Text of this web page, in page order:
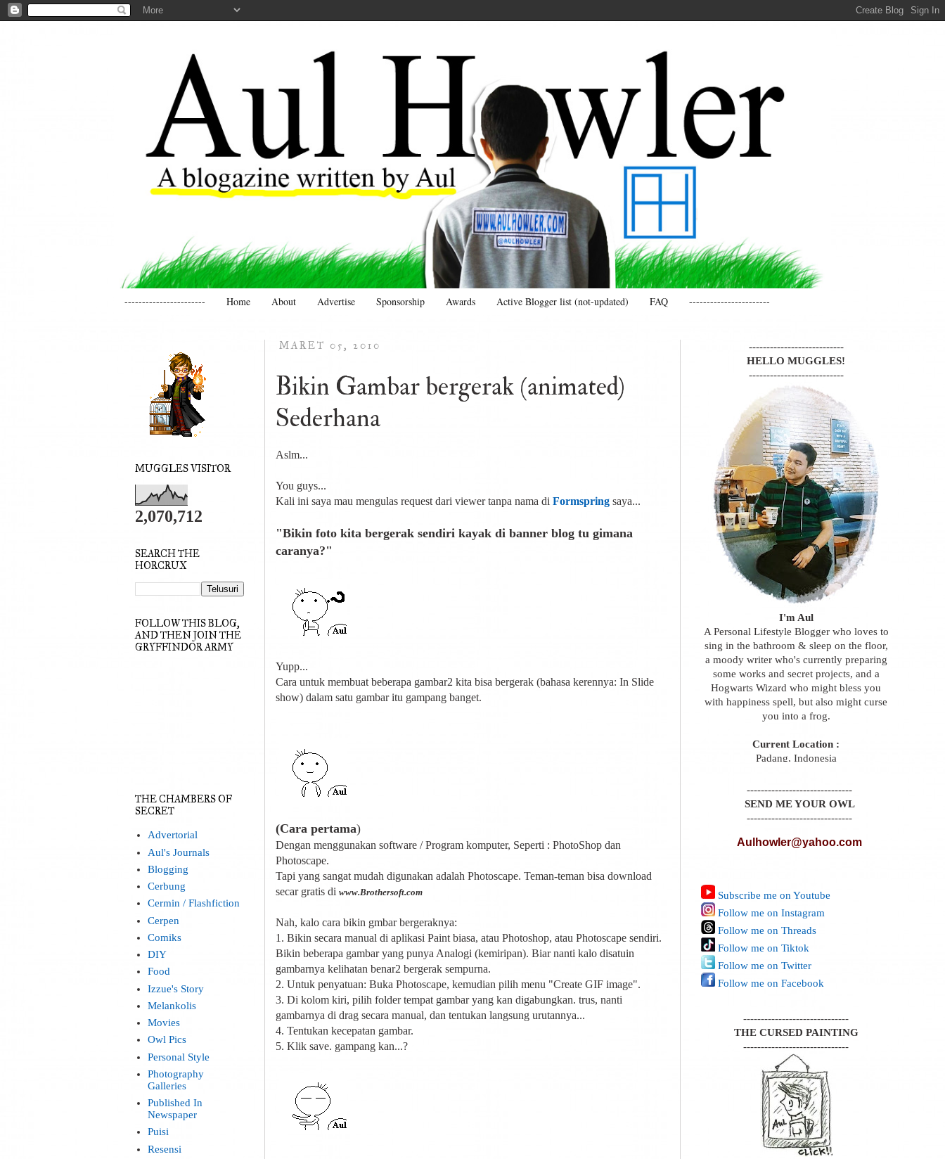
----------------------- Home About Advertise Sponsorship Awards Active Blogger list (not-updated) FAQ -----------------------
MARET 05, 2010
Bikin Gambar bergerak (animated)
Sederhana
Aslm...
You guys...
Kali ini saya mau mengulas request dari viewer tanpa nama di Formspringsaya...
"Bikin foto kita bergerak sendiri kayak di banner blog tu gimana
caranya?"
Yupp...
Cara untuk membuat beberapa gambar2 kita bisa bergerak (bahasa kerennya: In Slide
show) dalam satu gambar itu gampang banget.
(Cara pertama)
Dengan menggunakan software / Program komputer, Seperti : PhotoShop dan
Photoscape.
Tapi yang sangat mudah digunakan adalah Photoscape. Teman-teman bisa download
secar gratis di www.Brothersoft.com
Nah, kalo cara bikin gmbar bergeraknya:
1. Bikin secara manual di aplikasi Paint biasa, atau Photoshop, atau Photoscape sendiri.
Bikin beberapa gambar yang punya Analogi (kemiripan). Biar nanti kalo disatuin
gambarnya kelihatan benar2 bergerak sempurna.
2. Untuk penyatuan: Buka Photoscape, kemudian pilih menu "Create GIF image".
3. Di kolom kiri, pilih folder tempat gambar yang kan digabungkan. trus, nanti
gambarnya di drag secara manual, dan tentukan langsung urutannya...
4. Tentukan kecepatan gambar.
5. Klik save. gampang kan...?
MUGGLES VISITOR
2,070,712
SEARCH THE
HORCRUX
FOLLOW THIS BLOG,
AND THEN JOIN THE
GRYFFINDOR ARMY
THE CHAMBERS OF
SECRET
Advertorial
Aul's Journals
Blogging
Cerbung
Cermin / Flashfiction
Cerpen
Comiks
DIY
Food
Izzue's Story
Melankolis
Movies
Owl Pics
Personal Style
Photography
Galleries
Published In
Newspaper
Puisi
Resensi
---------------------------
HELLO MUGGLES!
---------------------------
I'm Aul
A Personal Lifestyle Blogger who loves to
sing in the bathroom & sleep on the floor,
a moody writer who's currently preparing
some works and secret projects, and a
Hogwarts Wizard who might bless you
with happiness spell, but also might curse
you into a frog.
Current Location :
Padang, Indonesia
------------------------------
SEND ME YOUR OWL
------------------------------
Aulhowler@yahoo.com
Subscribe me on Youtube
Follow me on Instagram
Follow me on Threads
Follow me on Tiktok
Follow me on Twitter
Follow me on Facebook
------------------------------
THE CURSED PAINTING
------------------------------